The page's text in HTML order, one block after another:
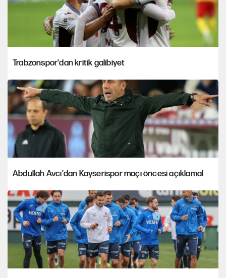
Trabzonspor'dan kritik galibiyet
Abdullah Avcı'dan Kayserispor maçı öncesi açıklama!